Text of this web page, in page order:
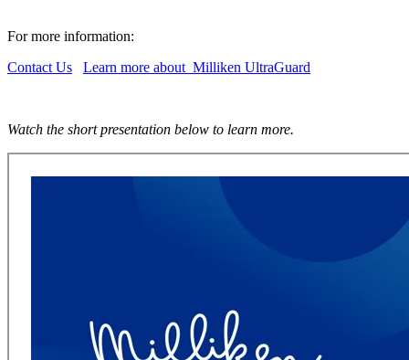
For more information:
Contact Us
Learn more about Milliken UltraGuard
Watch the short presentation below to learn more.